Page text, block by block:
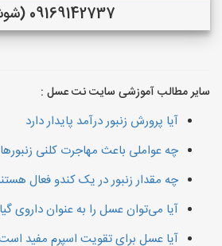
09169142737 (شوشتر )
سایر مطالب آموزشی سایت نت عسل :
آیا پرورش زنبور درآمد پایدار دارد
چه عواملی باعث مهاجرت کلنی
چه مقدار زنبور در یک کندو فعال
آیا می‌توان عسل را به عنوان داروی
آیا عسل برای تقویت اسپرم مفید